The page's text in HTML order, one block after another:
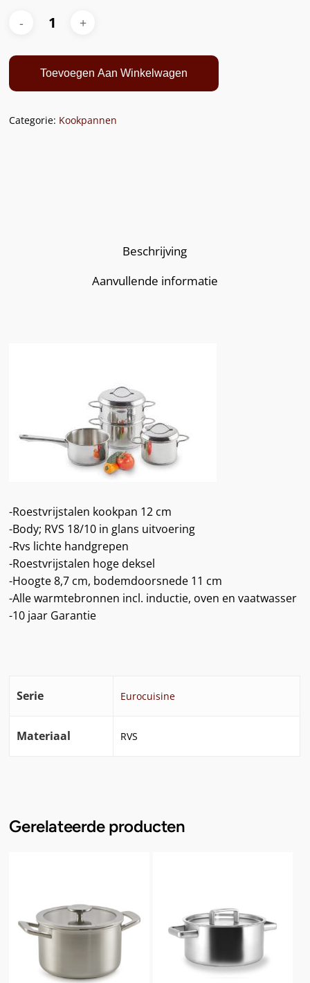
Toevoegen Aan Winkelwagen
Categorie: Kookpannen
Beschrijving
Aanvullende informatie
-Roestvrijstalen kookpan 12 cm
-Body; RVS 18/10 in glans uitvoering
-Rvs lichte handgrepen
-Roestvrijstalen hoge deksel
-Hoogte 8,7 cm, bodemdoorsnede 11 cm
-Alle warmtebronnen incl. inductie, oven en vaatwasser
-10 jaar Garantie
Serie Eurocuisine
Materiaal RVS
Gerelateerde producten